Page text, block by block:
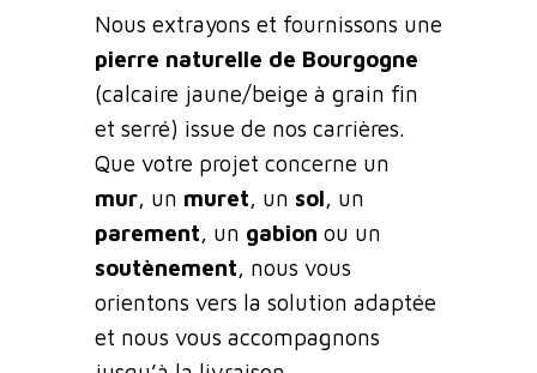
Nous extrayons et fournissons une
pierre naturelle de Bourgogne
(calcaire jaune/beige à grain fin
et serré) issue de nos carrières.
Que votre projet concerne un
mur, un muret, un sol, un
parement, un gabion ou un
soutènement, nous vous
orientons vers la solution adaptée
et nous vous accompagnons